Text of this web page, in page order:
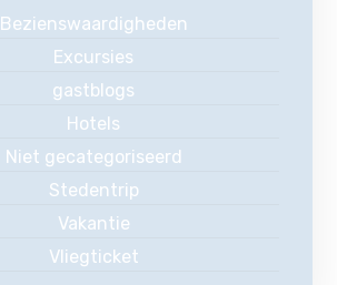
Bezienswaardigheden
Excursies
gastblogs
Hotels
Niet gecategoriseerd
Stedentrip
Vakantie
Vliegticket